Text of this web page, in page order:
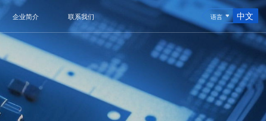
语言 中文
企业简介 联系我们